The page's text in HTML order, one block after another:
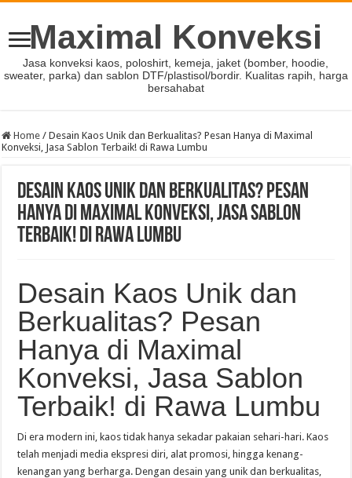
Maximal Konveksi
Jasa konveksi kaos, poloshirt, kemeja, jaket (bomber, hoodie,
sweater, parka) dan sablon DTF/plastisol/bordir. Kualitas rapih, harga
bersahabat
Home / Desain Kaos Unik dan Berkualitas? Pesan Hanya di Maximal
Konveksi, Jasa Sablon Terbaik! di Rawa Lumbu
Desain Kaos Unik dan Berkualitas? Pesan
Hanya di Maximal Konveksi, Jasa Sablon
Terbaik! di Rawa Lumbu
Desain Kaos Unik dan
Berkualitas? Pesan
Hanya di Maximal
Konveksi, Jasa Sablon
Terbaik! di Rawa Lumbu
Di era modern ini, kaos tidak hanya sekadar pakaian sehari-hari. Kaos
telah menjadi media ekspresi diri, alat promosi, hingga kenang-
kenangan yang berharga. Dengan desain yang unik dan berkualitas,